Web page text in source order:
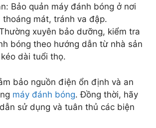
Bảo quản máy đánh bóng ở nơi
thoáng mát, tránh va đập.
xuyên bảo dưỡng, kiểm tra
bóng theo hướng dẫn từ nhà sản
dài tuổi thọ.
bảo nguồn điện ổn định và an
máy đánh bóng. Đồng thời, hãy
sử dụng và tuân thủ các biện